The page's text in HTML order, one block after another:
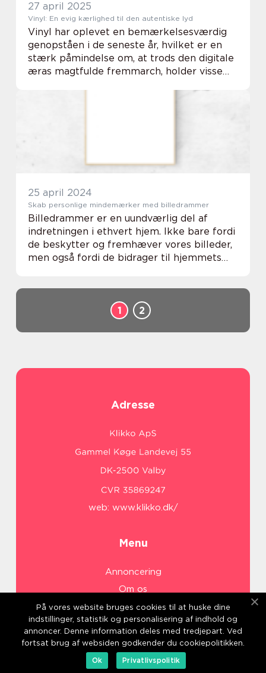
27 april 2025
Vinyl: En evig kærlighed til den autentiske lyd
Vinyl har oplevet en bemærkelsesværdig
genopståen i de seneste år, hvilket er en
stærk påmindelse om, at trods den digitale
æras magtfulde fremmarch, holder visse
25 april 2024
Skab personlige mindemærker med billedrammer
Billedrammer er en uundværlig del af
indretningen i ethvert hjem. Ikke bare fordi
de beskytter og fremhæver vores billeder,
men også fordi de bidrager til hjemmets
1 2
Adresse
web: www.klikko.dk/
Menu
Annoncering
Om os
Cookies
Kontakt os
Sitemap
På vores website bruges cookies til at huske dine
indstillinger, statistik og personalisering af indhold og
annoncer. Denne information deles med tredjepart. Ved
fortsat brug af websiden godkender du cookiepolitikken.
Ok
Privatlivspolitik